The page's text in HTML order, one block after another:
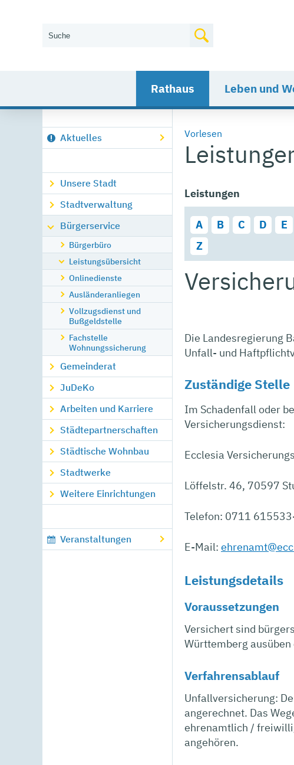
Rathaus Leben und
Aktuelles
Unsere Stadt
Stadtverwaltung
Bürgerservice
Bürgerbüro
Leistungsübersicht
Onlinedienste
Ausländeranliegen
Vollzugsdienst und
Bußgeldstelle
Fachstelle
Wohnungssicherung
Gemeinderat
JuDeKo
Arbeiten und Karriere
Städtepartnerschaften
Städtische Wohnbau
Stadtwerke
Weitere Einrichtungen
Veranstaltungen
Vorlesen
Leistungen
A B C D E
Z
Die Landesregierung
Unfall- und
Zuständige Stelle
Im Schadenfall oder
Versicherungsdienst:
Ecclesia
Löffelstr. 46, 70597
Telefon: 0711
E-Mail:
Leistungsdetails
Voraussetzungen
Versichert sind
Württemberg
Verfahrensablauf
Unfallversicherung:
angerechnet. Das
ehrenamtlich /
angehören.